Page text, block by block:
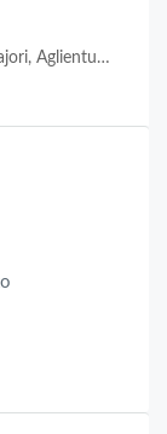
Sardegna, Italia